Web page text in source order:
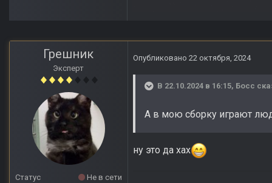
Грешник
Эксперт
Статус
Не в сети
Опубликовано 22 октября, 2024
В 22.10.2024 в 16:15, Босс
А в мою сборку играют
ну это да хах